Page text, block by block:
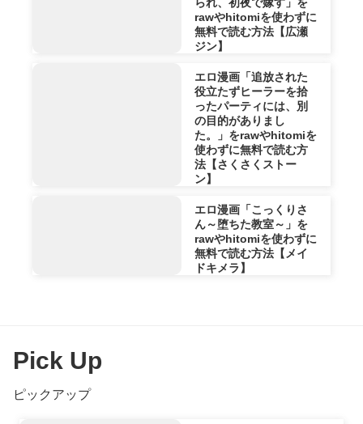
rawやhitomiを使わずに
無料で読む方法【広瀬
ジン】
エロ漫画「追放された
役立たずヒーラーを拾
ったパーティには、別
の目的がありまし
た。」をrawやhitomiを
使わずに無料で読む方
法【さくさくストー
ン】
エロ漫画「こっくりさ
ん～堕ちた教室～」を
rawやhitomiを使わずに
無料で読む方法【メイ
ドキメラ】
Pick Up
ピックアップ